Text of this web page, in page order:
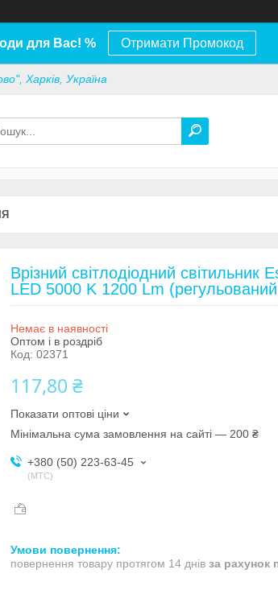
для Вас! % Отримати Промокод
Харків, Україна
Врізний світлодіодний світильник
LED 5000 K 1200 Lm (регульований
Немає в наявності
Оптом і в роздріб
Код: 02371
117,80 ₴
Показати оптові ціни
Мінімальна сума замовлення на сайті — 200 ₴
+380 (50) 223-63-45
МТС
повернення товару протягом 14 днів за рахунок